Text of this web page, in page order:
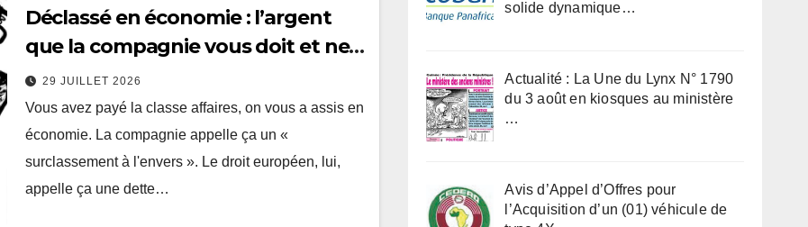
Déclassé en économie : l’argent
que la compagnie vous doit et ne
vous dira jamais
29 JUILLET 2026
Vous avez payé la classe affaires, on vous a assis en
économie. La compagnie appelle ça un «
surclassement à l'envers ». Le droit européen, lui,
appelle ça une dette…
solide dynamique…
Actualité : La Une du Lynx N° 1790
du 3 août en kiosques au ministère
…
Avis d’Appel d’Offres pour
l’Acquisition d’un (01) véhicule de